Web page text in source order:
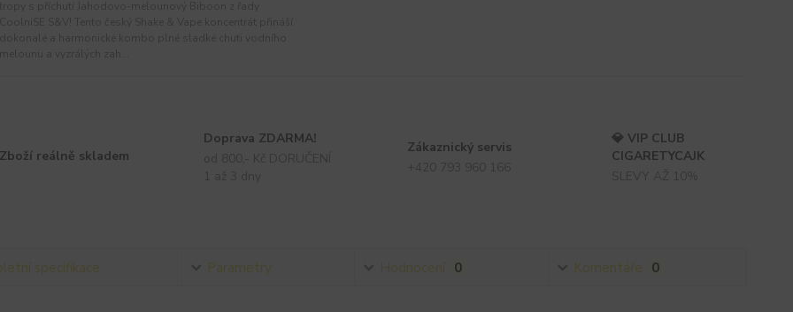
Zboží reálně skladem
Doprava ZDARMA!
Zákaznický servis
💎 VIP CLUB
CIGARETYCAJK
specifikace Parametry Hodnocení 0 Komentáře 0